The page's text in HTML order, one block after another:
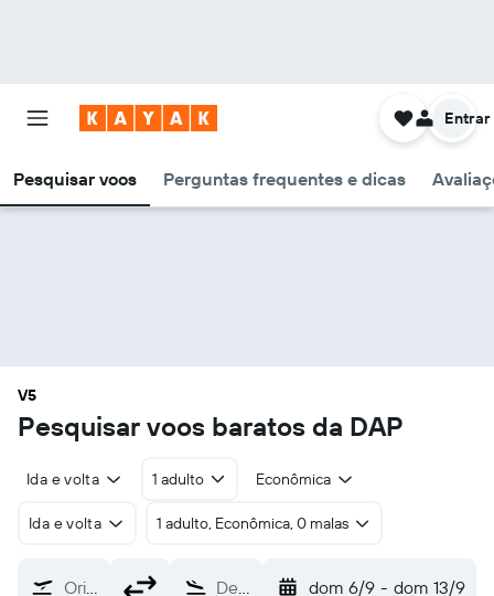
Pesquisar voos Perguntas frequentes e dicas
Entrar
V5
Pesquisar voos baratos da DAP
Ida e volta 1 adulto Econômica
Ida e volta 1 adulto, Econômica, 0 malas
Origem Destino dom 6/9 - dom 13/9